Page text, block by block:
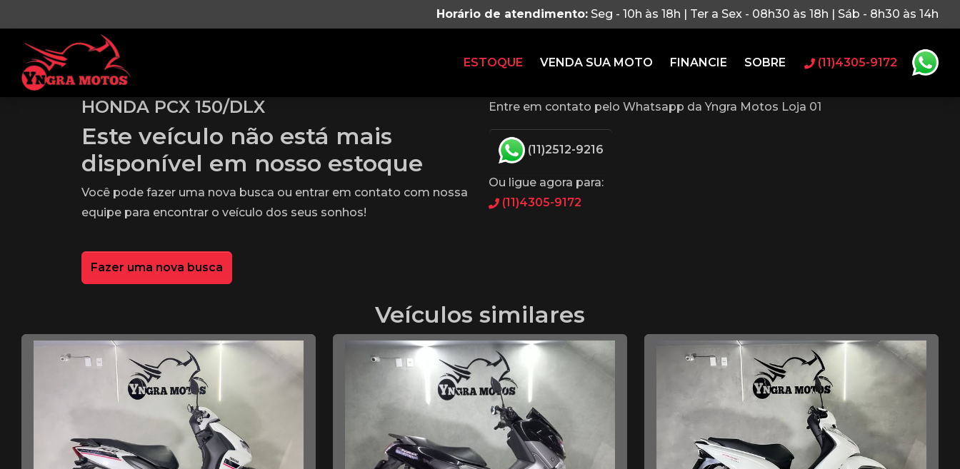
Horário de atendimento: Seg - 10h às 18h | Ter a Sex - 08h30 às 18h | Sáb - 8h30 às 14h
ESTOQUE VENDA SUA MOTO FINANCIE SOBRE (11)4305-9172
HONDA PCX 150/DLX
Este veículo não está mais
disponível em nosso estoque
Você pode fazer uma nova busca ou entrar em contato com nossa
equipe para encontrar o veículo dos seus sonhos!
Fazer uma nova busca
Entre em contato pelo Whatsapp da Yngra Motos Loja 01
(11)2512-9216
Ou ligue agora para:
(11)4305-9172
Veículos similares